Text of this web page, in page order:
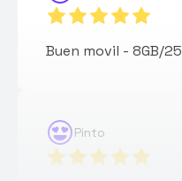
Buen movil - 8GB/
Pinto